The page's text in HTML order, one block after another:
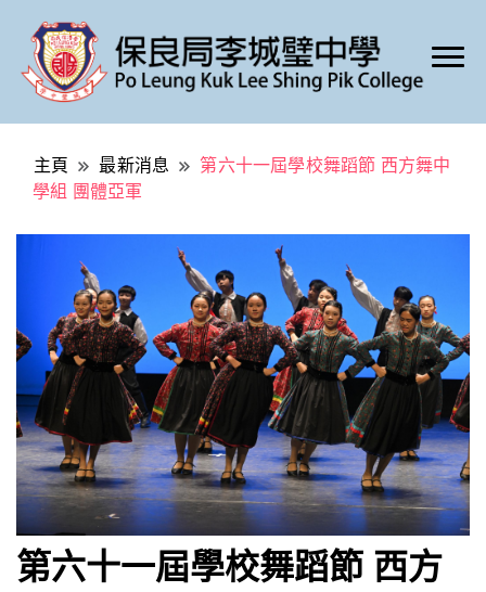
Po Leung Kuk Lee Shing Pik College
主頁 最新消息
第六十一屆學校舞蹈節 西方舞中
學組 團體亞軍
第六十一屆學校舞蹈節 西方